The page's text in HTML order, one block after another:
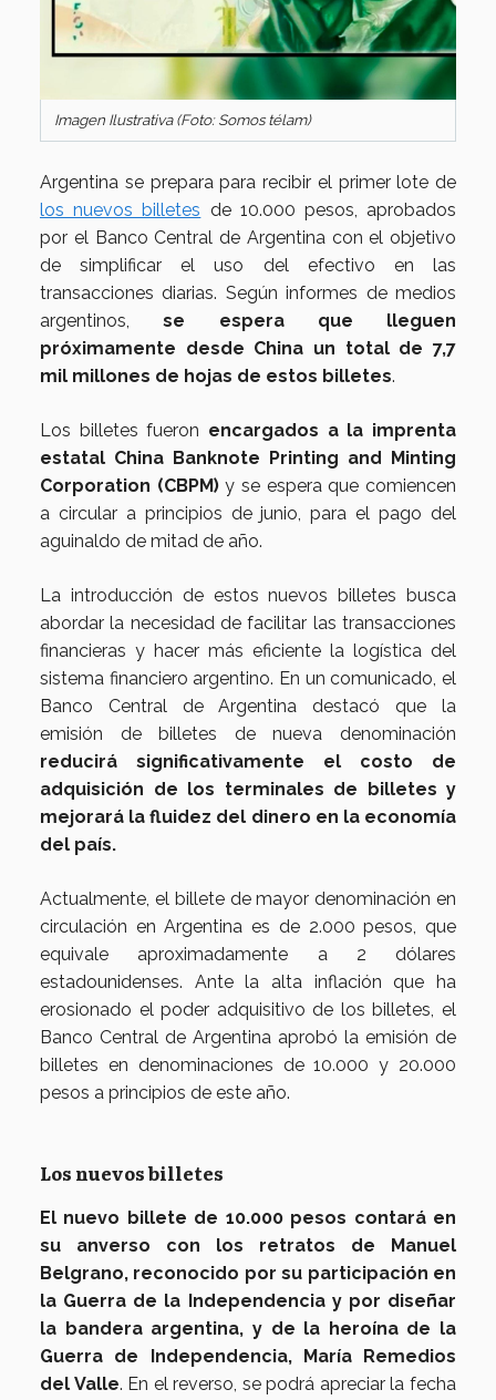
Imagen Ilustrativa (Foto: Somos télam)
Argentina se prepara para recibir el primer lote de
los nuevos billetes de 10.000 pesos, aprobados
por el Banco Central de Argentina con el objetivo
de simplificar el uso del efectivo en las
transacciones diarias. Según informes de medios
argentinos,se espera que lleguen
próximamente desde China un total de 7,7
mil millones de hojas de estos billetes.
Los billetes fueron encargados a la imprenta
estatal China Banknote Printing and Minting
Corporation (CBPM)y se espera que comiencen
a circular a principios de junio, para el pago del
aguinaldo de mitad de año.
La introducción de estos nuevos billetes busca
abordar la necesidad de facilitar las transacciones
financieras y hacer más eficiente la logística del
sistema financiero argentino. En un comunicado, el
Banco Central de Argentina destacó que la
emisión de billetes de nueva denominación
reducirá significativamente el costo de
adquisición de los terminales de billetes y
mejorará la fluidez del dinero en la economía
del país.
Actualmente, el billete de mayor denominación en
circulación en Argentina es de 2.000 pesos, que
equivale aproximadamente a 2 dólares
estadounidenses. Ante la alta inflación que ha
erosionado el poder adquisitivo de los billetes, el
Banco Central de Argentina aprobó la emisión de
billetes en denominaciones de 10.000 y 20.000
pesos a principios de este año.
Los nuevos billetes
El nuevo billete de 10.000 pesos contará en
su anverso con los retratos de Manuel
Belgrano, reconocido por su participación en
la Guerra de la Independencia y por diseñar
la bandera argentina, y de la heroína de la
Guerra de Independencia, María Remedios
del Valle. En el reverso, se podrá apreciar la fecha